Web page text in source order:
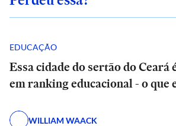
EDUCAÇÃO
Essa cidade do sertão do Ceará
em ranking educacional - o que
WILLIAM WAACK